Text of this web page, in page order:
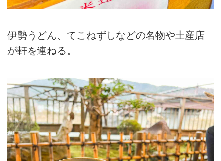
伊勢うどん、てこねずしなどの名物や土産店
が軒を連ねる。